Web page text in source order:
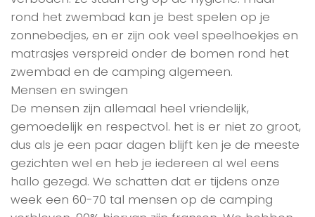
rond het zwembad kan je best spelen op je
zonnebedjes, en er zijn ook veel speelhoekjes en
matrasjes verspreid onder de bomen rond het
zwembad en de camping algemeen.
Mensen en swingen
De mensen zijn allemaal heel vriendelijk,
gemoedelijk en respectvol. het is er niet zo groot,
dus als je een paar dagen blijft ken je de meeste
gezichten wel en heb je iedereen al wel eens
hallo gezegd. We schatten dat er tijdens onze
week een 60-70 tal mensen op de camping